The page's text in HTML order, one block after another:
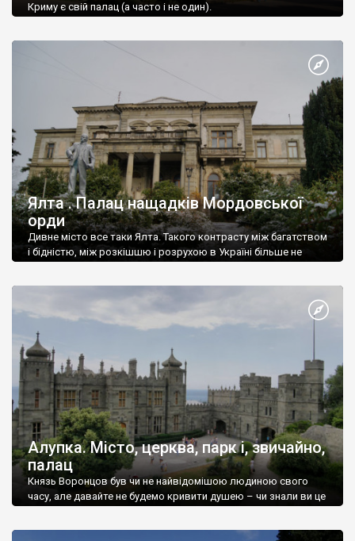
Криму є свій палац (а часто і не один).
Ялта . Палац нащадків Мордовської
орди
Дивне місто все таки Ялта. Такого контрасту між багатством
і бідністю, між розкішшю і розрухою в Україні більше не
Алупка. Місто, церква, парк і, звичайно,
палац
Князь Воронцов був чи не найвідомішою людиною свого
часу, але давайте не будемо кривити душею – чи знали ви це